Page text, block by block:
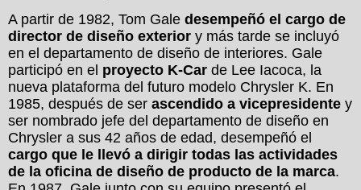
A partir de 1982, Tom Gale desempeñó el cargo de
director de diseño exterior y más tarde se incluyó
en el departamento de diseño de interiores. Gale
participó en el proyecto K-Car de Lee Iacoca, la
nueva plataforma del futuro modelo Chrysler K. En
1985, después de ser ascendido a vicepresidente y
ser nombrado jefe del departamento de diseño en
Chrysler a sus 42 años de edad, desempeñó el
cargo que le llevó a dirigir todas las actividades
de la oficina de diseño de producto de la marca.